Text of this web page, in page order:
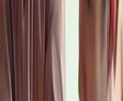
ajustar seus preços
mercado, otimizando
facilita a escalabilidade dos
a utilização de recursos
investimentos fixos em